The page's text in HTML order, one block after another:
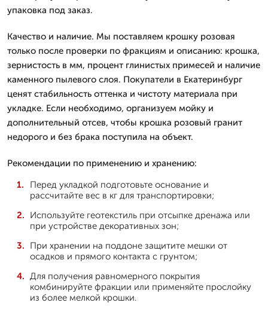
упаковка под заказ.
Качество и наличие. Мы поставляем крошку розовая
только после проверки по фракциям и описанию: крошка,
зернистость в мм, процент глинистых примесей и наличие
каменного пылевого слоя. Покупатели в Екатеринбург
ценят стабильность оттенка и чистоту материала при
укладке. Если необходимо, организуем мойку и
дополнительный отсев, чтобы крошка розовый гранит
недорого и без брака поступила на объект.
Рекомендации по применению и хранению:
Перед укладкой подготовьте основание и
рассчитайте вес в кг для транспортировки;
Используйте геотекстиль при отсыпке дренажа или
при устройстве декоративных зон;
При хранении на поддоне защитите мешки от
осадков и прямого контакта с грунтом;
Для получения равномерного покрытия
комбинируйте фракции или применяйте прослойку
из более мелкой крошки.